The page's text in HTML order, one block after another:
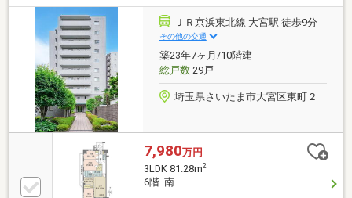
ＪＲ京浜東北線 大宮駅 徒歩9分
その他の交通
築23年7ヶ月/10階建
総戸数29戸
埼玉県さいたま市大宮区東町２
7,980万円
3LDK 81.28m2
6階 南